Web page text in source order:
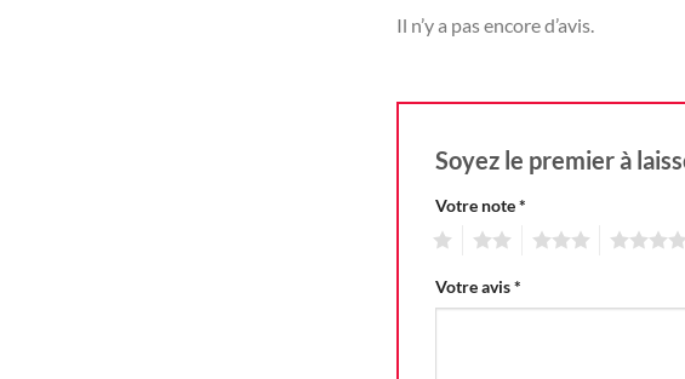
Il n’y a pas encore d’avis.
Soyez le premier à
Votre note*
Votre avis*